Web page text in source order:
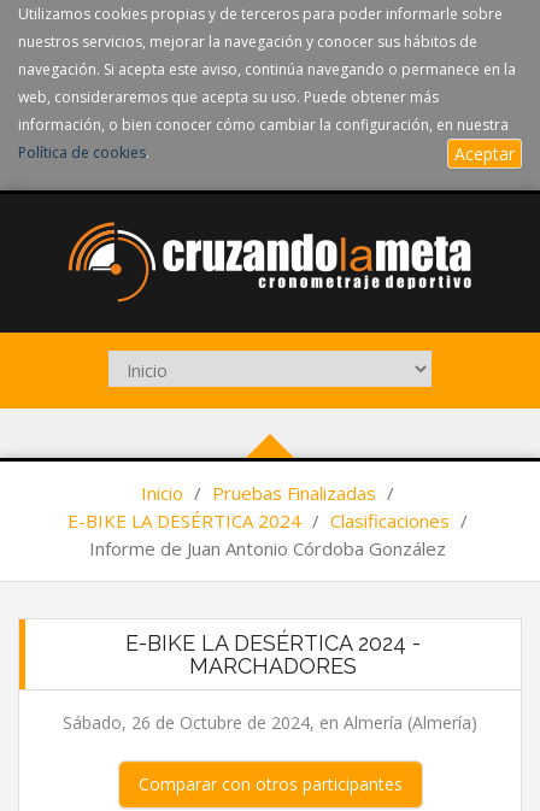
Utilizamos cookies propias y de terceros para poder informarle sobre
nuestros servicios, mejorar la navegación y conocer sus hábitos de
navegación. Si acepta este aviso, continúa navegando o permanece en la
web, consideraremos que acepta su uso. Puede obtener más
información, o bien conocer cómo cambiar la configuración, en nuestra
Política de cookies. Aceptar
Inicio / Pruebas Finalizadas /
E-BIKE LA DESÉRTICA 2024 / Clasificaciones /
Informe de Juan Antonio Córdoba González
E-BIKE LA DESÉRTICA 2024 -
MARCHADORES
Sábado, 26 de Octubre de 2024, en Almería (Almería)
Comparar con otros participantes